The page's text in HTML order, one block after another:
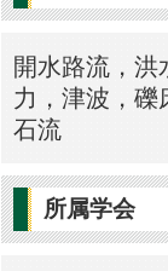
開水路流，
力，津波，礫
石流
所属学会